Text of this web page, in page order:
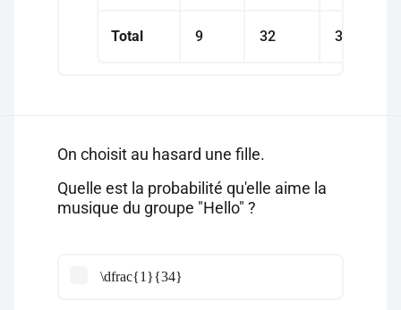
Total 9 32 34
On choisit au hasard une fille.
Quelle est la probabilité qu'elle aime la
musique du groupe "Hello" ?
\dfrac{1}{34}